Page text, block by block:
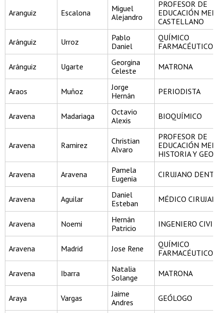
Aranguiz Escalona
Miguel
Alejandro
PROFESOR DE
EDUCACIÓN
CASTELLANO
Aránguiz Urroz
Pablo
Daniel
QUÍMICO
FARMACÉUTICO
Aránguiz Ugarte
Georgina
Celeste
MATRONA
Araos Muñoz
Jorge
Hernán
PERIODISTA
Aravena Madariaga
Octavio
Alexis
BIOQUÍMICO
Aravena Ramirez
Christian
Alvaro
PROFESOR DE
EDUCACIÓN
HISTORIA Y
Aravena Aravena
Pamela
Eugenia
CIRUJANO
Aravena Aguilar
Daniel
Esteban
MÉDICO
Aravena Noemi
Hernán
Patricio
INGENIERO CIVIL
Aravena Madrid Jose Rene
QUÍMICO
FARMACÉUTICO
Aravena Ibarra
Natalia
Solange
MATRONA
Araya Vargas
Jaime
Andres
GEÓLOGO